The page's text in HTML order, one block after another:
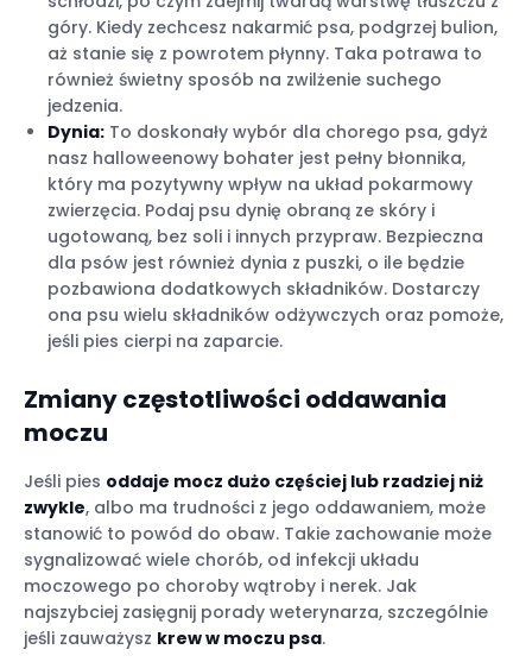
góry. Kiedy zechcesz nakarmić psa, podgrzej bulion,
aż stanie się z powrotem płynny. Taka potrawa to
również świetny sposób na zwilżenie suchego
jedzenia.
Dynia: To doskonały wybór dla chorego psa, gdyż
nasz halloweenowy bohater jest pełny błonnika,
który ma pozytywny wpływ na układ pokarmowy
zwierzęcia. Podaj psu dynię obraną ze skóry i
ugotowaną, bez soli i innych przypraw. Bezpieczna
dla psów jest również dynia z puszki, o ile będzie
pozbawiona dodatkowych składników. Dostarczy
ona psu wielu składników odżywczych oraz pomoże,
jeśli pies cierpi na zaparcie.
Zmiany częstotliwości oddawania
moczu
Jeśli pies oddaje mocz dużo częściej lub rzadziej niż
zwykle, albo ma trudności z jego oddawaniem, może
stanowić to powód do obaw. Takie zachowanie może
sygnalizować wiele chorób, od infekcji układu
moczowego po choroby wątroby i nerek. Jak
najszybciej zasięgnij porady weterynarza, szczególnie
jeśli zauważysz krew w moczu psa.